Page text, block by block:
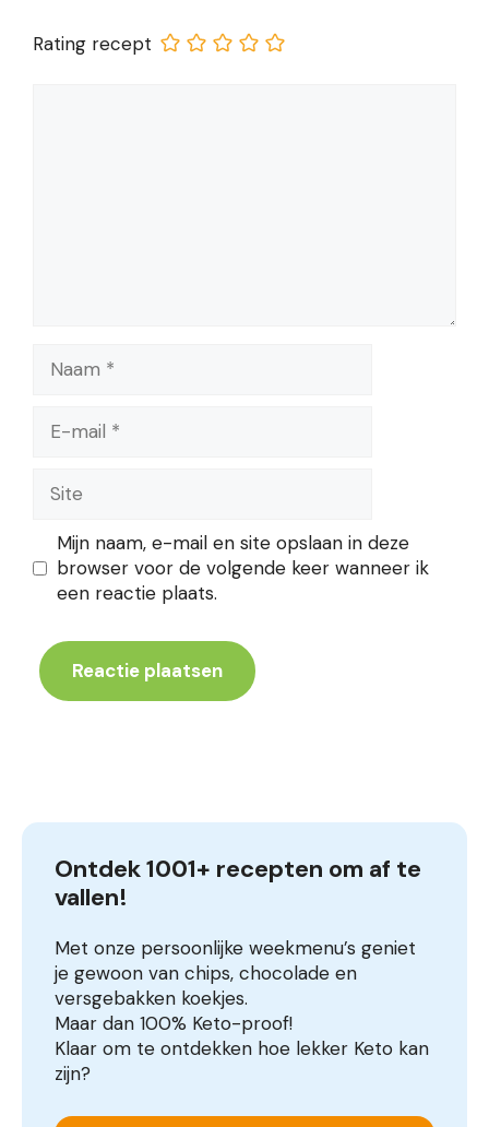
Rating recept
mail
Mijn naam, e-mail en site opslaan in deze
browser voor de volgende keer wanneer ik
een reactie plaats.
Ontdek 1001+ recepten om af te
vallen!
Met onze persoonlijke weekmenu’s geniet
je gewoon van chips, chocolade en
versgebakken koekjes.
Maar dan 100% Keto-proof!
Klaar om te ontdekken hoe lekker Keto kan
zijn?